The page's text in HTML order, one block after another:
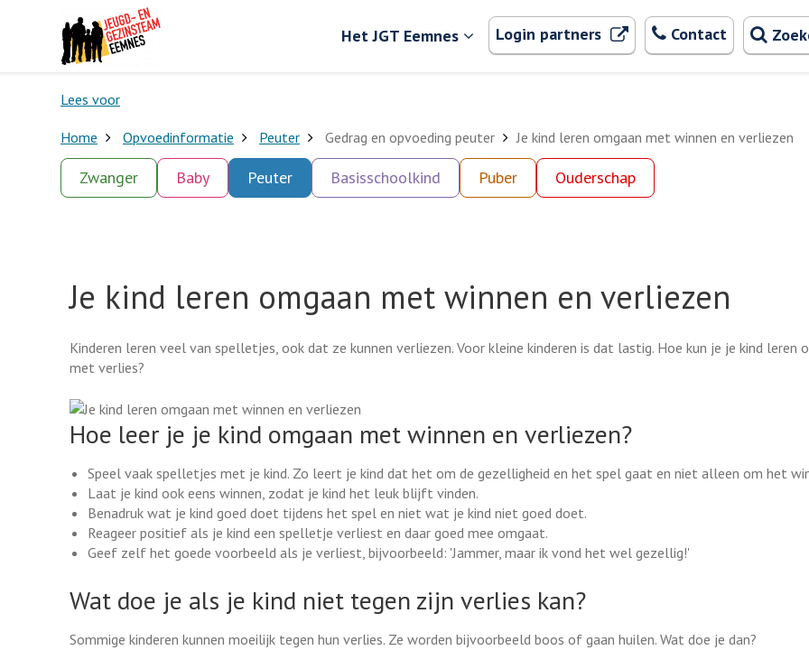
Het JGT Eemnes Login partners . Externe linkContact
Lees voor
Zoeken
Home Opvoedinformatie Peuter Gedrag en opvoeding peuter Je kind leren omgaan met winnen en verliezen
Zwanger Baby Peuter Basisschoolkind Puber Ouderschap
Je kind leren omgaan met winnen en verliezen
Kinderen leren veel van spelletjes, ook dat ze kunnen verliezen. Voor kleine kinderen is dat lastig. Hoe kun je je kind leren
met verlies?
Hoe leer je je kind omgaan met winnen en verliezen?
Speel vaak spelletjes met je kind. Zo leert je kind dat het om de gezelligheid en het spel gaat en niet alleen om het
Laat je kind ook eens winnen, zodat je kind het leuk blijft vinden.
Benadruk wat je kind goed doet tijdens het spel en niet wat je kind niet goed doet.
Reageer positief als je kind een spelletje verliest en daar goed mee omgaat.
Geef zelf het goede voorbeeld als je verliest, bijvoorbeeld: 'Jammer, maar ik vond het wel gezellig!'
Wat doe je als je kind niet tegen zijn verlies kan?
Sommige kinderen kunnen moeilijk tegen hun verlies. Ze worden bijvoorbeeld boos of gaan huilen. Wat doe je dan?